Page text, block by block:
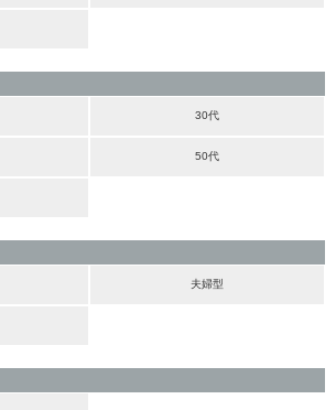
30代
50代
夫婦型